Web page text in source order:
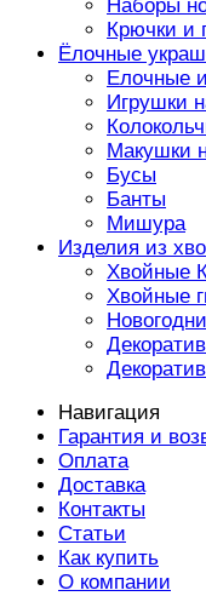
Наборы
Крючки и
Ёлочные
Елочные
Игрушки
Макушки
Бусы
Банты
Мишура
Изделия из
Хвойные
Хвойные
Навигация
Гарантия и
Оплата
Доставка
Контакты
Статьи
Как купить
О компании